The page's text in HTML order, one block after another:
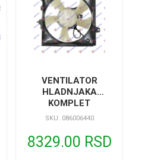
VENTILATOR
HLADNJAKA
KOMPLET
SKU: 086006440
8329.00 RSD